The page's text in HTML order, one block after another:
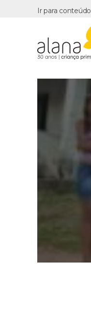
Ir para conteúdo